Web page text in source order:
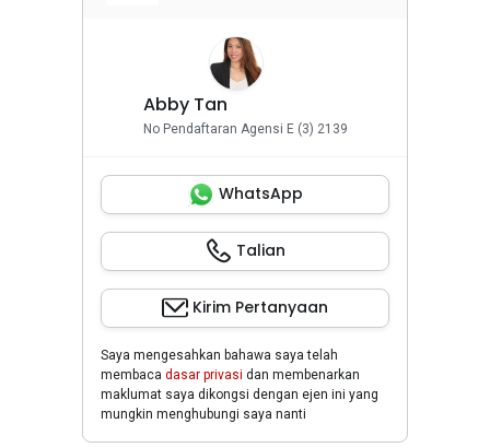
Abby Tan
No Pendaftaran Agensi E (3) 2139
WhatsApp
Talian
Kirim Pertanyaan
Saya mengesahkan bahawa saya telah
membaca dasar privasi dan membenarkan
maklumat saya dikongsi dengan ejen ini yang
mungkin menghubungi saya nanti